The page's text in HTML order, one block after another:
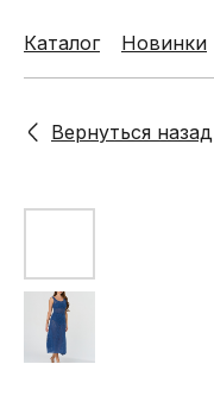
Новинки
Каталог
Вернуться назад
Новинки
Каталог